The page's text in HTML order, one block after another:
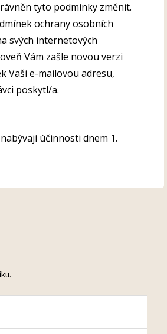
tyto podmínky změnit.
ochrany osobních
svých internetových
Vám zašle novou verzi
Vaši e-mailovou adresu,
poskytl/a.
účinnosti dnem 1.